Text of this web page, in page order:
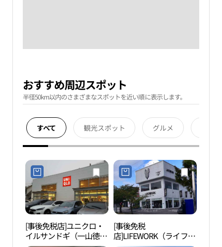
おすすめ周辺スポット
半径50km以内のさまざまなスポットを近い順に表示します。
すべて 観光スポット グルメ
[事後免税店]ユニクロ・
イルサンドギ（一山徳
[事後免税
店]LIFEWORK（ライフワ